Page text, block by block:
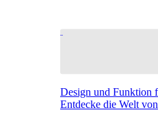
Design und Funktion
Entdecke die Welt